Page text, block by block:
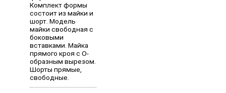
Комплект формы
состоит из майки и
шорт. Модель
майки свободная с
боковыми
вставками. Майка
прямого кроя с O-
образным вырезом.
Шорты прямые,
свободные.